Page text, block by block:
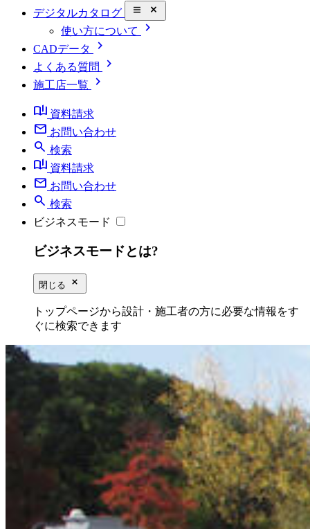
デジタルカタログ close_small
使い方について chevron_right
CADデータ chevron_right
よくある質問 chevron_right
施工店一覧
chevron_right
book_ribbon 資料請求
mail お問い合わせ
search 検索
book_ribbon 資料請求
mail お問い合わせ
search 検索
ビジネスモード
ビジネスモードとは?
閉じる close_small
トップページから設計・施工者の方に必要な情報をす
ぐに検索できます